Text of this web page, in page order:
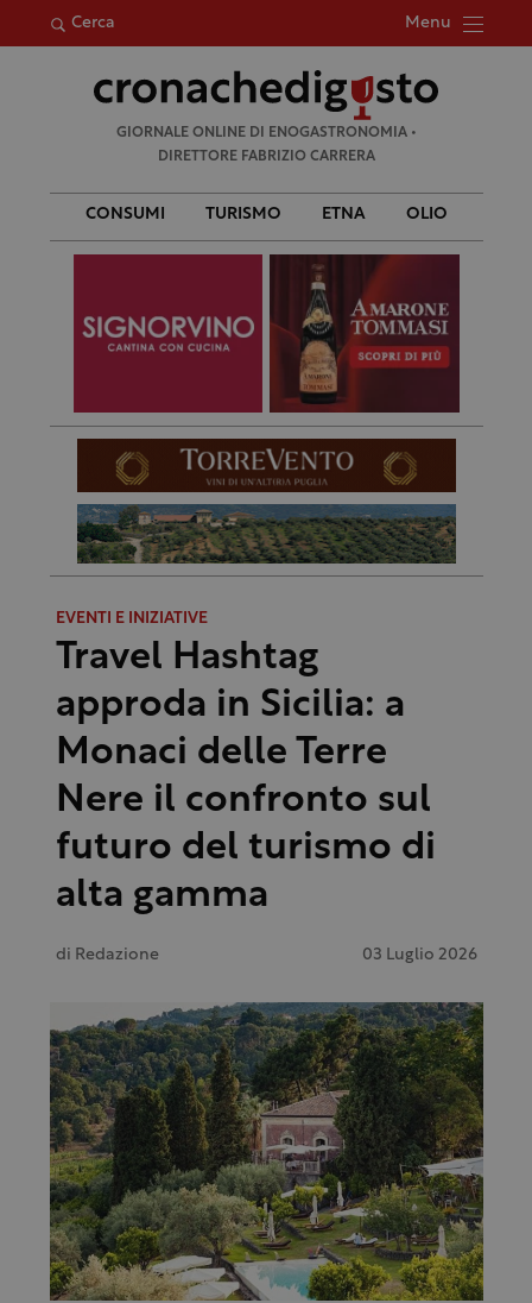
Cerca Menu
per:
GIORNALE ONLINE DI ENOGASTRONOMIA •
DIRETTORE FABRIZIO CARRERA
CONSUMI TURISMO ETNA OLIO
EVENTI E INIZIATIVE
Travel Hashtag
approda in Sicilia: a
Monaci delle Terre
Nere il confronto sul
futuro del turismo di
alta gamma
di Redazione 03 Luglio 2026